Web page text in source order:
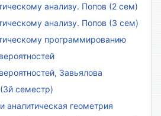
анализу. Попов (2 сем)
анализу. Попов (3 сем)
программированию
Завьялова
семестр)
аналитическая геометрия